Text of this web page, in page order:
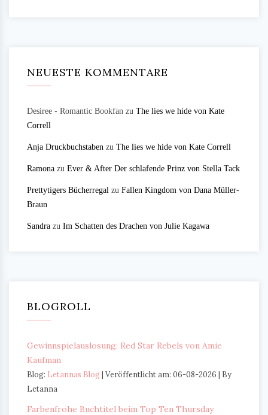
NEUESTE KOMMENTARE
Desiree - Romantic Bookfan zu The lies we hide von Kate
Correll
Anja Druckbuchstaben zu The lies we hide von Kate Correll
Ramona zu Ever & After Der schlafende Prinz von Stella Tack
Prettytigers Bücherregal zu Fallen Kingdom von Dana Müller-
Braun
Sandra zu Im Schatten des Drachen von Julie Kagawa
BLOGROLL
Gewinnspielauslosung: Red Star Rebels von Amie
Kaufman
Blog: Letannas Blog Veröffentlicht am: 06-08-2026
By
Letanna
Farbenfrohe Buchtitel beim Top Ten Thursday